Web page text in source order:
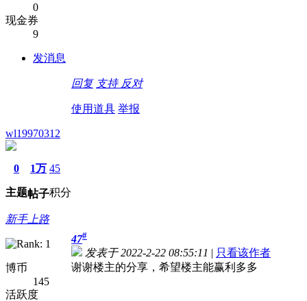
0
现金券
9
发消息
回复 支持 反对
使用道具 举报
wl19970312
0
主题
1万
帖子
45
积分
新手上路
博币
145
活跃度
47#
发表于 2022-2-22 08:55:11 | 只看该作者
谢谢楼主的分享，希望楼主能赢利多多